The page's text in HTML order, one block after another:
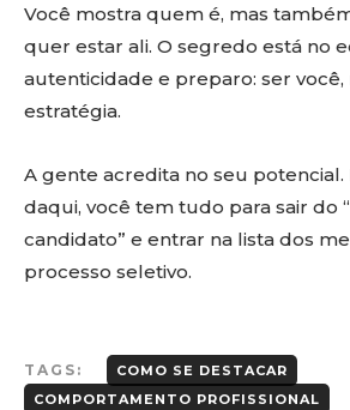
Você mostra quem é, mas
quer estar ali. O segredo está no
autenticidade e preparo: ser você,
estratégia.
A gente acredita no seu potencial.
daqui, você tem tudo para sair do
candidato” e entrar na lista dos
processo seletivo.
TAGS:
COMO SE DESTACAR
COMPORTAMENTO PROFISSIONAL